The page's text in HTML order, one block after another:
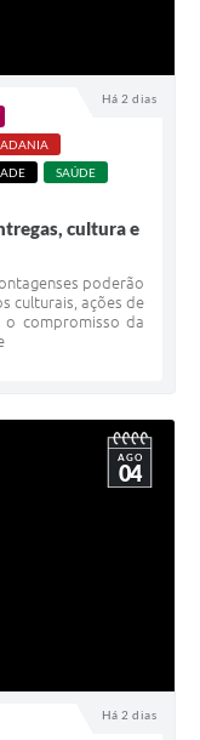
Há 2 dias
SAÚDE
cultura e
poderão
culturais, ações de
o compromisso da
Há 2 dias
AGO
04